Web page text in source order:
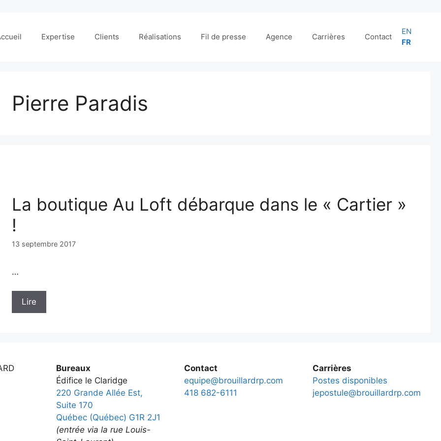
Expertise Clients Réalisations Fil de presse Agence Carrières Contact
EN
FR
Pierre Paradis
La boutique Au Loft débarque dans le « Cartier »
!
13 septembre 2017
…
Lire
Bureaux
Édifice le Claridge
220 Grande Allée Est,
Suite 170
Québec (Québec) G1R 2J1
(entrée via la rue Louis-
Contact
equipe@brouillardrp.com
418 682-6111
Carrières
Postes disponibles
jepostule@brouillardrp.com